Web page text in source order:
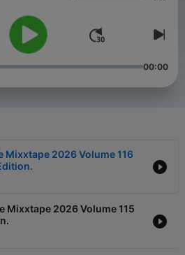
00:00
Mixxtape 2026 Volume 116
Mixxtape 2026 Volume 115